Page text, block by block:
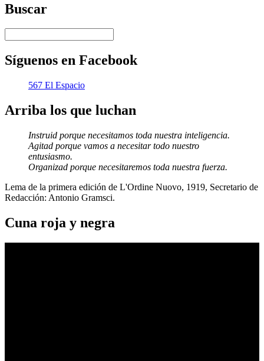
Buscar
Síguenos en Facebook
567 El Espacio
Arriba los que luchan
Instruid porque necesitamos toda nuestra inteligencia.
Agitad porque vamos a necesitar todo nuestro
entusiasmo.
Organizad porque necesitaremos toda nuestra fuerza.
Lema de la primera edición de L'Ordine Nuovo, 1919, Secretario de
Redacción: Antonio Gramsci.
Cuna roja y negra